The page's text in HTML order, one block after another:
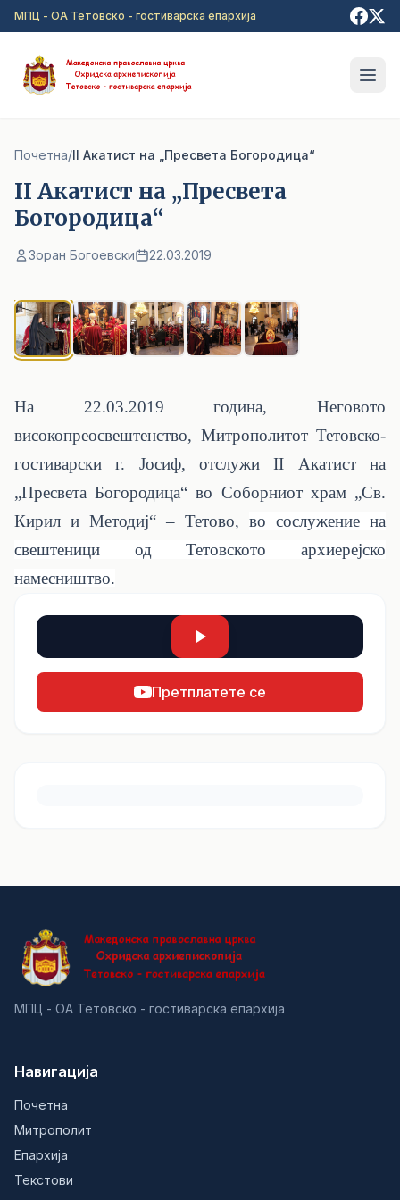
Прејди на главна содржина
МПЦ - ОА Тетовско - гостиварска епархија
Почетна/II Акатист на „Пресвета Богородица“
II Акатист на „Пресвета
Богородица“
Зоран Богоевски 22.03.2019
На 22.03.2019 година, Неговото
високопреосвештенство, Митрополитот Тетовско-
гостиварски г. Јосиф, отслужиII Акатист на
„Пресвета Богородица“ во Соборниот храм „Св.
Кирил и Методиј“ – Тетово, во сослужение на
свештеници од Тетовското архиерејско
намесништво.
Претплатете се
МПЦ - ОА Тетовско - гостиварска епархија
Навигација
Почетна
Митрополит
Епархија
Текстови